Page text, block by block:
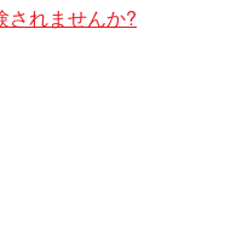
れませんか?